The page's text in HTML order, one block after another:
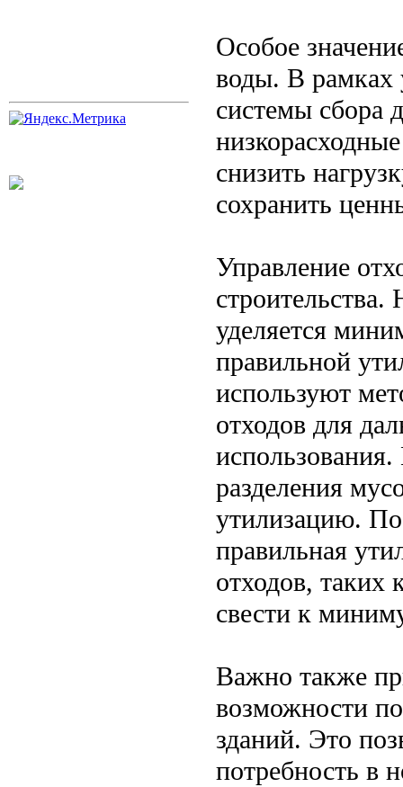
Особое
воды. В рамках
системы сбора
снизить
сохранить
Управление
строительства.
уделяется
правильной
используют
отходов для
разделения
утилизацию.
правильная
отходов, таких
свести к
Важно также
возможности
зданий. Это
потребность в